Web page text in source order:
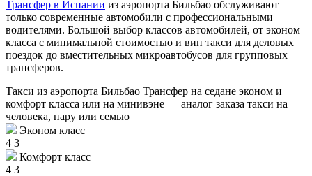
Трансфер в Испании из аэропорта Бильбао обслуживают
только современные автомобили с профессиональными
водителями. Большой выбор классов автомобилей, от эконом
класса с минимальной стоимостью и вип такси для деловых
поездок до вместительных микроавтобусов для групповых
трансферов.
Такси из аэропорта Бильбао Трансфер на седане эконом и
комфорт класса или на минивэне — аналог заказа такси на
человека, пару или семью
Эконом класс
4 3
Комфорт класс
4 3